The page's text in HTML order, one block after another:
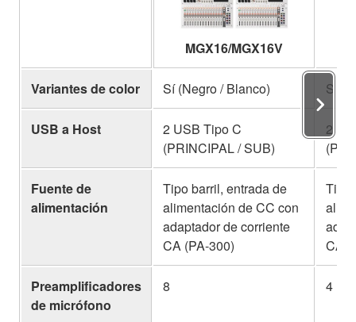
MGX16/MGX16V
Variantes de color Sí (Negro / Blanco) Sí
USB a Host
2 USB Tipo C
(PRINCIPAL / SUB)
2
Fuente de
alimentación
Tipo barril, entrada de
alimentación de CC con
adaptador de corriente
CA (PA-300)
Tipo
CA
Preamplificadores
de micrófono
8 4